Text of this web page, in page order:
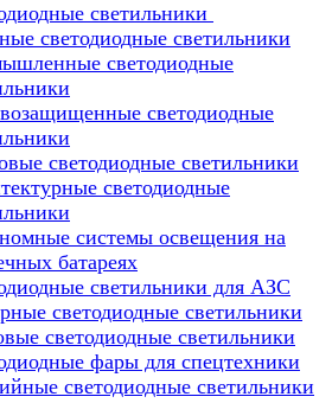
светильники
светодиодные светильники
светодиодные
светодиодные
светодиодные светильники
светодиодные
системы освещения на
батареях
светильники для АЗС
светодиодные светильники
светодиодные светильники
фары для спецтехники
светодиодные светильники